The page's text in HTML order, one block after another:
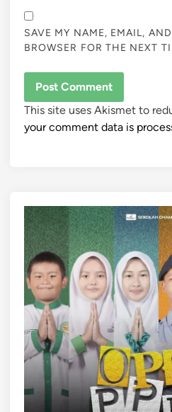
SAVE MY NAME, EMAIL,
BROWSER FOR THE NEXT
This site uses Akismet to
your comment data is